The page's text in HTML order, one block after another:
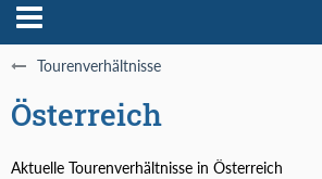
Tourenverhältnisse
Österreich
Aktuelle Tourenverhältnisse in Österreich